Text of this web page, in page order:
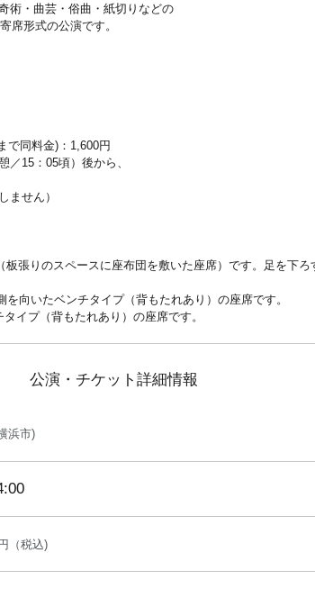
術・曲芸・俗曲・紙切りなどの
席形式の公演です。
で同料金)：1,600円
15：05頃）後から、
ません）
張りのスペースに座布団を敷いた座席）です。足を下
向いたベンチタイプ（背もたれあり）の座席です。
イプ（背もたれあり）の座席です。
公演・チケット詳細情報
浜市)
円（税込)